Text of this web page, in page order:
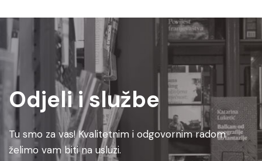
Odjeli i službe
Tu smo za vas! Kvalitetnim i odgovornim radom
želimo vam biti na usluzi.